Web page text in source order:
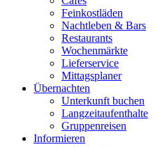
Feinkostläden
Nachtleben & Bars
Restaurants
Wochenmärkte
Lieferservice
Mittagsplaner
Übernachten
Unterkunft buchen
Langzeitaufenthalte
Gruppenreisen
Informieren